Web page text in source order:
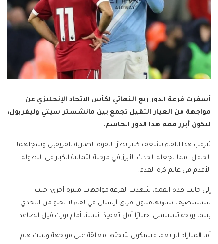
أسفرت قرعة الدور ربع النهائي لكأس الاتحاد الإنجليزي عن
مواجهة من العيار الثقيل تجمع بين مانشستر سيتي وليفربول،
لتكون أبرز قمم هذا الدور الحاسم.
يُترقب هذا اللقاء بشغف كبير نظرًا للقوة الضاربة للفريقين وسجلهما
الحافل، مما يجعله الحدث الأبرز في مرحلة الثمانية الكبار في البطولة
الأقدم في عالم كرة القدم.
إلى جانب هذه القمة، شهدت القرعة مواجهات مثيرة أخرى؛ حيث
سيستضيف ساوثهامبتون فريق آرسنال في لقاء لا يخلو من التحدي،
بينما يواجه تشيلسي اختبارًا أقل تعقيدًا نسبيًا أمام بورت فيل الصاعد.
أما المباراة الرابعة، فستكون نتيجتها معلقة على مواجهة وست هام